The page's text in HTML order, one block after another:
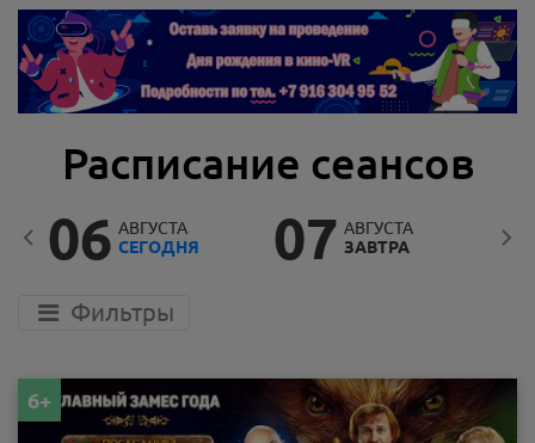
Расписание сеансов
06 АВГУСТА
СЕГОДНЯ
07 АВГУСТА
ЗАВТРА
Фильтры
6+